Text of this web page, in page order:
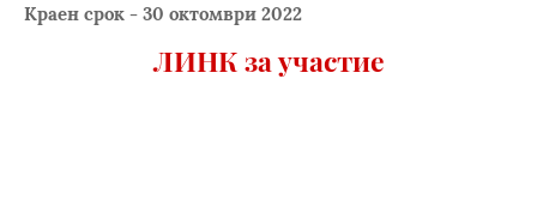
Краен срок - 30 октомври 2022
ЛИНК за участие